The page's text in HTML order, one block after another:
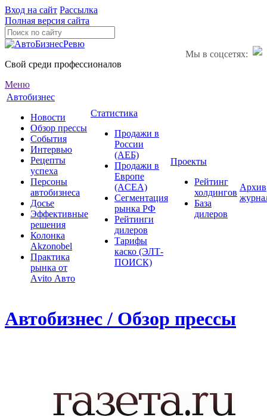
Вход на сайт Рассылка
Полная версия сайта
Мы в соцсетях:
Свой среди профессионалов
Меню
Автобизнес
Новости
Обзор прессы
События
Интервью
Рецепты
успеха
Персоны
автобизнеса
Досье
Эффективные
решения
Колонка
Akzonobel
Практика
рынка от
Аvito Авто
Статистика
Продажи в
России
(АЕБ)
Продажи в
Европе
(ACEA)
Сегментация
рынка РФ
Рейтинги
дилеров
Тарифы
каско (ЭЛТ-
ПОИСК)
Проекты
Рейтинг
холдингов
База
дилеров
Архив
Автобизнес / Обзор прессы